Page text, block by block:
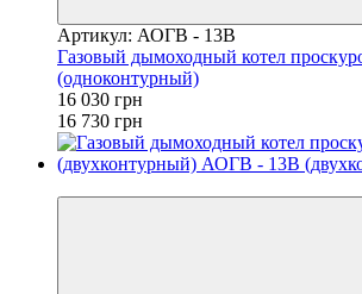
Артикул: АОГВ - 13В
Газовый дымоходный котел
(одноконтурный)
16 030 грн
16 730 грн